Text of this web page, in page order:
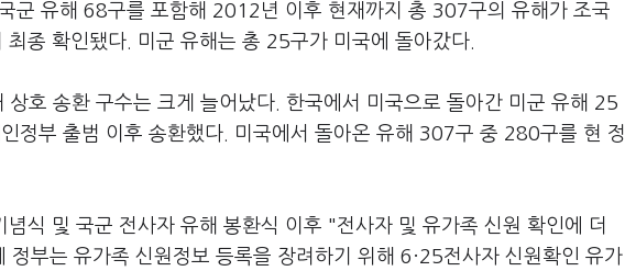
군 유해 68구를 포함해 2012년 이후 현재까지 총 307구의 유해가 조국
종 확인됐다. 미군 유해는 총 25구가 미국에 돌아갔다.
상호 송환 구수는 크게 늘어났다. 한국에서 미국으로 돌아간 미군 유해 25
정부 출범 이후 송환했다. 미국에서 돌아온 유해 307구 중 280구를 현 정
식 및 국군 전사자 유해 봉환식 이후 "전사자 및 유가족 신원 확인에 더
정부는 유가족 신원정보 등록을 장려하기 위해 6·25전사자 신원확인 유가